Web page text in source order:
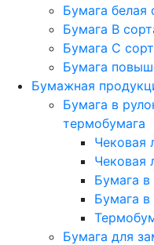
Бумага белая
Бумага B
Бумага C
Бумага
Бумажная
Бумага в
термобумага
Чековая
Чековая
Бумага в
Бумага в
Бумага для